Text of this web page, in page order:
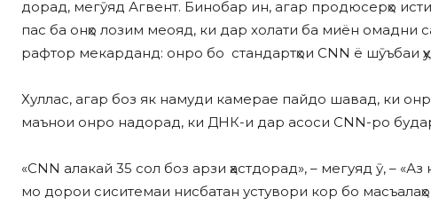
дорад, мегӯяд Агвент. Бинобар ин, агар продюсерҳо
пас ба онҳо лозим меояд, ки дар холати ба миён омадни
рафтор мекарданд: онро бо стандартҳои CNN ё шӯъбаи
Хуллас, агар боз як намуди камерае пайдо шавад, ки
маънои онро надорад, ки ДНК-и дар асоси CNN-ро
«CNN алакай 35 сол боз арзи ҳастдорад», – мегуяд ӯ, –
мо дорои сиситемаи нисбатан устувори кор бо